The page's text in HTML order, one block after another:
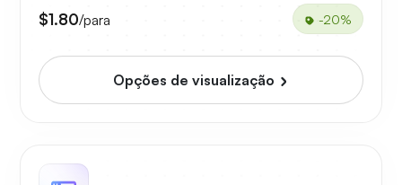
$1.80/para -20%
Opções de visualização